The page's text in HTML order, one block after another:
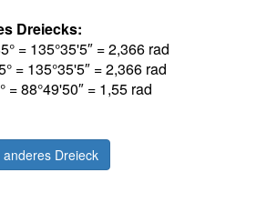
Dreiecks:
5° = 135°35'5″ = 2,366 rad
° = 135°35'5″ = 2,366 rad
° = 88°49'50″ = 1,55 rad
Dreieck